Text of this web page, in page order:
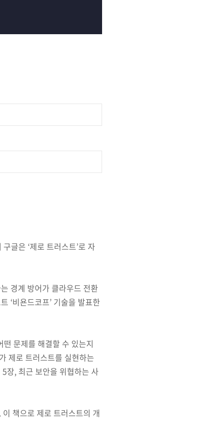
글은 ‘제로 트러스트’로 자
경계 방어가 클라우드 전환
‘비욘드코프’ 기술을 발표한
문제를 해결할 수 있는지
제로 트러스트를 실현하는
장, 최근 보안을 위협하는 사
책으로 제로 트러스트의 개